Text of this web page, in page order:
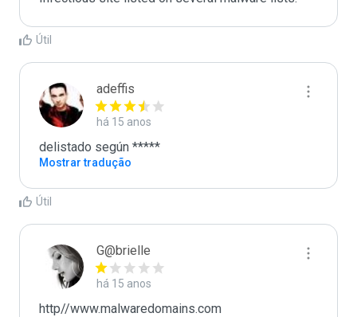
Útil
adeffis
há 15 anos
delistado según *****
Mostrar tradução
Útil
G@brielle
há 15 anos
http//www.malwaredomains.com